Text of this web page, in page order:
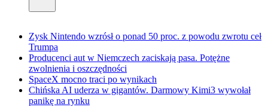
Zysk Nintendo wzrósł o ponad 50 proc. z powodu zwrotu ceł
Trumpa
Producenci aut w Niemczech zaciskają pasa. Potężne
zwolnienia i oszczędności
SpaceX mocno traci po wynikach
Chińska AI uderza w gigantów. Darmowy Kimi3 wywołał
panikę na rynku